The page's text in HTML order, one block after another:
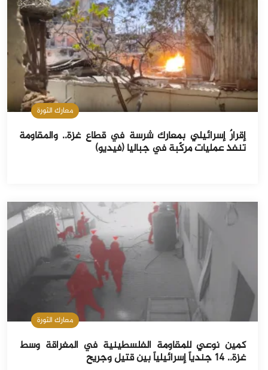
معارك الثورة
إقرارٌ إسرائيلي بمعارك شرسة في قطاع غزة.. والمقاومة
تنفذ عمليات مركّبة في جباليا (فيديو)
معارك الثورة
كمين نوعي للمقاومة الفلسطينية في المغراقة وسط
غزة.. 14 جندياً إسرائيلياً بين قتيل وجريح